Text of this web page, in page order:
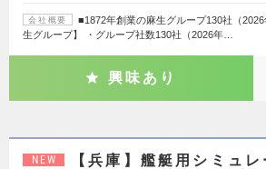
会社概要
■1872年創業の麻生グループ130社（
生グループ】 ・グループ社数130社（2026年…
興味あり
NEW
【兵庫】艦艇用シミュ